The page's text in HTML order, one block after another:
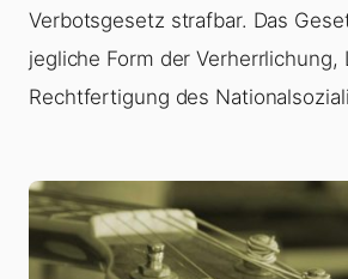
Verbotsgesetz strafbar. Das
jegliche Form der Verherrlichung,
Rechtfertigung des